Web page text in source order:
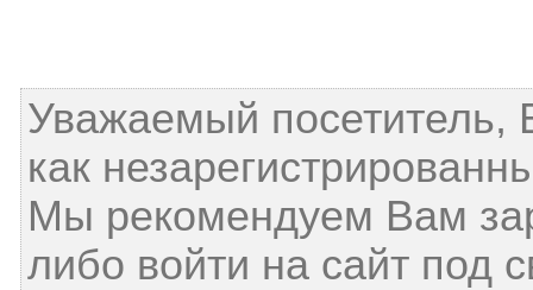
Уважаемый посетитель,
как
Мы рекомендуем Вам
либо войти на сайт под